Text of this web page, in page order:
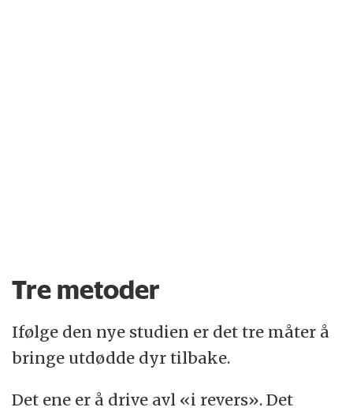
Tre metoder
Ifølge den nye studien er det tre måter å
bringe utdødde dyr tilbake.
Det ene er å drive avl «i revers». Det